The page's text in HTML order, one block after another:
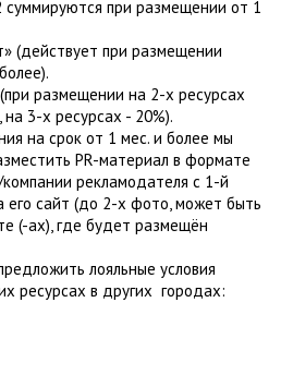
суммируются при размещении от 1
(действует при размещении
размещении на 2-х ресурсах
3-х ресурсах - 20%).
на срок от 1 мес. и более мы
PR-материал в формате
рекламодателя с 1-й
его сайт (до 2-х фото, может быть
(-ах), где будет размещён
лояльные условия
ресурсах в других городах: